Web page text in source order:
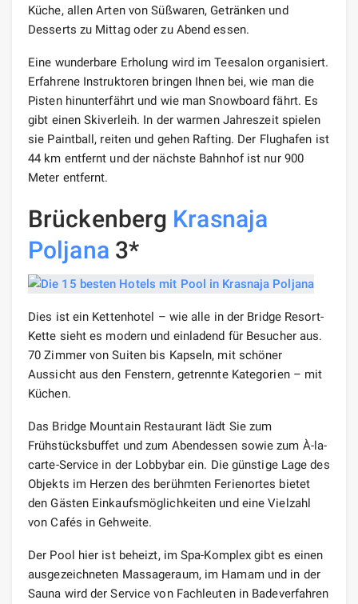
Küche, allen Arten von Süßwaren, Getränken und
Desserts zu Mittag oder zu Abend essen.
Eine wunderbare Erholung wird im Teesalon organisiert.
Erfahrene Instruktoren bringen Ihnen bei, wie man die
Pisten hinunterfährt und wie man Snowboard fährt. Es
gibt einen Skiverleih. In der warmen Jahreszeit spielen
sie Paintball, reiten und gehen Rafting. Der Flughafen ist
44 km entfernt und der nächste Bahnhof ist nur 900
Meter entfernt.
Brückenberg Krasnaja
Poljana 3*
Dies ist ein Kettenhotel – wie alle in der Bridge Resort-
Kette sieht es modern und einladend für Besucher aus.
70 Zimmer von Suiten bis Kapseln, mit schöner
Aussicht aus den Fenstern, getrennte Kategorien – mit
Küchen.
Das Bridge Mountain Restaurant lädt Sie zum
Frühstücksbuffet und zum Abendessen sowie zum À-la-
carte-Service in der Lobbybar ein. Die günstige Lage des
Objekts im Herzen des berühmten Ferienortes bietet
den Gästen Einkaufsmöglichkeiten und eine Vielzahl
von Cafés in Gehweite.
Der Pool hier ist beheizt, im Spa-Komplex gibt es einen
ausgezeichneten Massageraum, im Hamam und in der
Sauna wird der Service von Fachleuten in Badeverfahren